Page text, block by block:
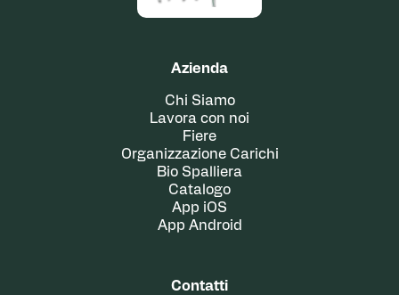
Azienda
Chi Siamo
Lavora con noi
Fiere
Organizzazione Carichi
Bio Spalliera
Catalogo
App iOS
App Android
Contatti